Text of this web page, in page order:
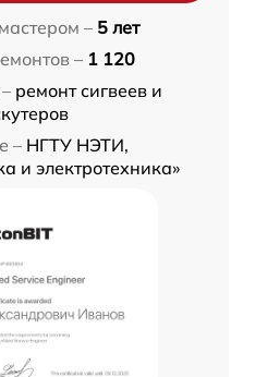
– 5 лет
– 1 120
ремонт сигвеев и
– НГТУ НЭТИ,
и электротехника»